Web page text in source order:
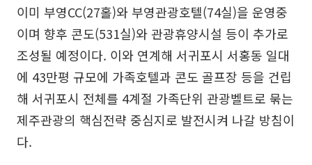
이미 부영CC(27홀)와 부영관광호텔(74실)을 운영중
이며 향후 콘도(531실)와 관광휴양시설 등이 추가로
조성될 예정이다. 이와 연계해 서귀포시 서홍동 일대
에 43만평 규모에 가족호텔과 콘도 골프장 등을 건립
해 서귀포시 전체를 4계절 가족단위 관광벨트로 묶는
제주관광의 핵심전략 중심지로 발전시켜 나갈 방침이
다.